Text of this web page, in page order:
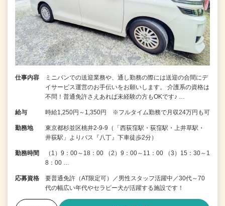
仕事内容
ミニバンでの送迎業務や、通し勤務の際には送迎の合間にデ
イサービス運営のお手伝いをお願いします。 介護系の資格は
不問！普通免許さえあれば未経験の方もOKです♪ …
給与 時給1,250円～1,350円 ※フルタイム勤務で月収24万円も可
勤務地
東京都杉並区桃井2-9-9（「西荻窪駅・荻窪駅・上井草駅・
井荻駅」よりバス『八丁』下車徒歩2分）
勤務時間
（1）9：00～18：00 （2）9：00～11：00 （3）15：30～1
8：00 …
応募資格
要普通免許（AT限定可）／男性スタッフ活躍中／30代～70
代の幅広い年代やセラピー犬が活躍する施設です！